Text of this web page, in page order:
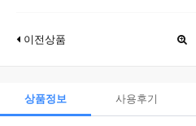
이전상품
상품정보 사용후기